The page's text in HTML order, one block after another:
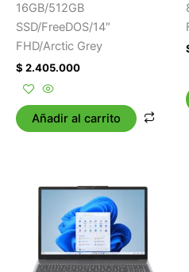
16GB/512GB
SSD/FreeDOS/14″
FHD/Arctic Grey
$ 2.405.000
Añadir al carrito